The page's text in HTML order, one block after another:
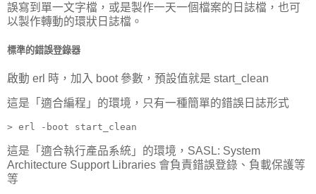
誤寫到單一文字檔，或是製作一天一個檔案的日誌檔，也可
以製作轉動的環狀日誌檔。
標準的錯誤登錄器
啟動 erl 時，加入 boot 參數，預設值就是 start_clean
這是「適合編程」的環境，只有一種簡單的錯誤日誌形式
> erl -boot start_clean
這是「適合執行產品系統」的環境，SASL: System
Architecture Support Libraries 會負責錯誤登錄、負載保護等
等